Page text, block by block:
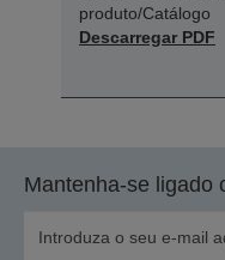
produto/Catálogo
Descarregar PDF
Mantenha-se ligado